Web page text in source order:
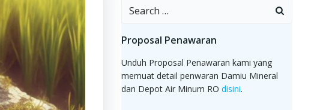
Search
Proposal Penawaran
Unduh Proposal Penawaran kami yang
memuat detail penwaran Damiu Mineral
dan Depot Air Minum RO disini.